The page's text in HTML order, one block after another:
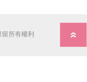
所有權利